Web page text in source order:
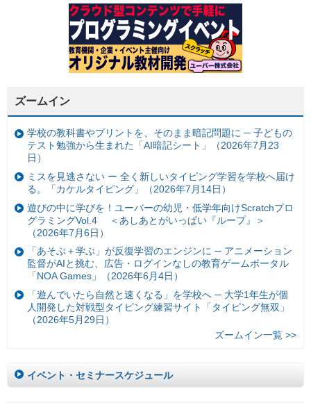
ズームイン
学校の教科書やプリントを、そのまま暗記問題に ─ 子どもの
テスト勉強から生まれた「AI暗記シート」（2026年7月23
日）
ミスを見逃さない ー 全く新しいタイピング学習を学校へ届け
る。「カケルタイピング」（2026年7月14日）
遊びの中に学びを！ユーバーの幼児・低学年向けScratchプロ
グラミングVol.4 ＜あしあとがいっぱい『ループ』＞
（2026年7月6日）
「あそぶ＋学ぶ」が反復学習のエンジンに ─ アニメーション
監督がAIと挑む、広告・ログインなしの教育ゲームポータル
「NOA Games」（2026年6月4日）
「遊んでいたら自然と速くなる」を学校へ ─ 大学1年生が個
人開発した対戦型タイピング練習サイト「タイピング無双」
（2026年5月29日）
ズームイン一覧 >>
イベント・セミナースケジュール